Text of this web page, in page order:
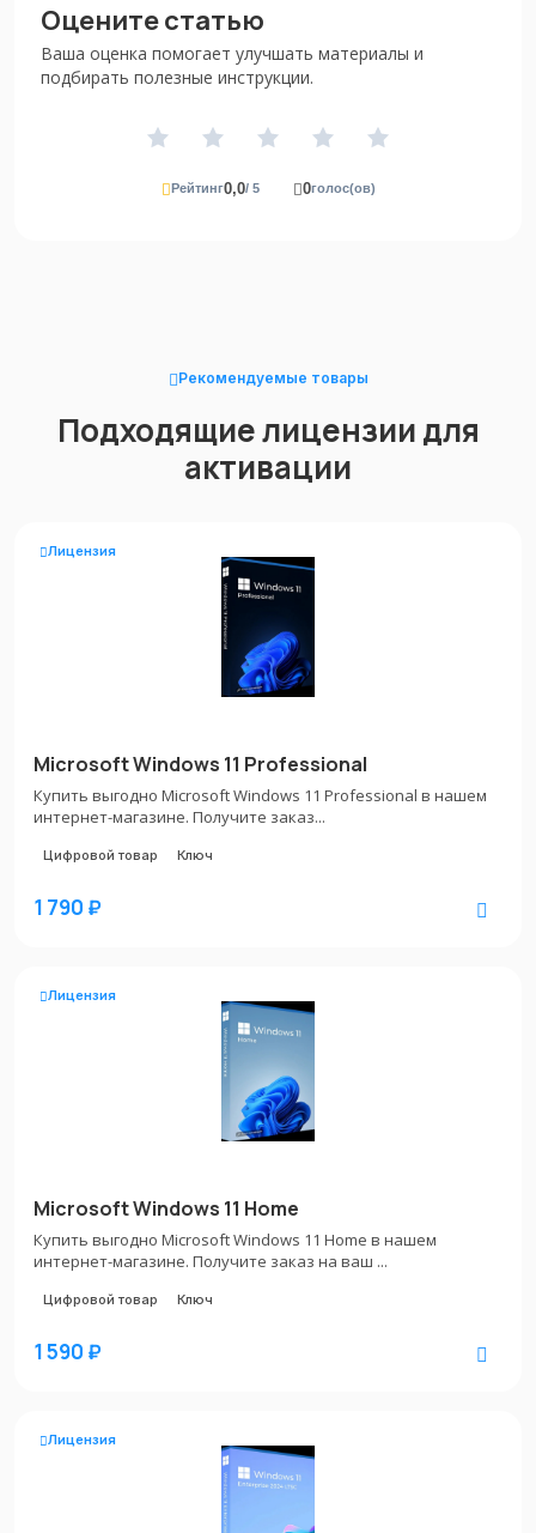
Оцените статью
Ваша оценка помогает улучшать материалы и
подбирать полезные инструкции.
Рейтинг0,0/ 5 0голос(ов)
Рекомендуемые товары
Подходящие лицензии для
активации
Лицензия
Microsoft Windows 11 Professional
Купить выгодно Microsoft Windows 11 Professional в нашем
интернет-магазине. Получите заказ...
Цифровой товар Ключ
1 790 ₽
Лицензия
Microsoft Windows 11 Home
Купить выгодно Microsoft Windows 11 Home в нашем
интернет-магазине. Получите заказ на ваш ...
Цифровой товар Ключ
1 590 ₽
Лицензия